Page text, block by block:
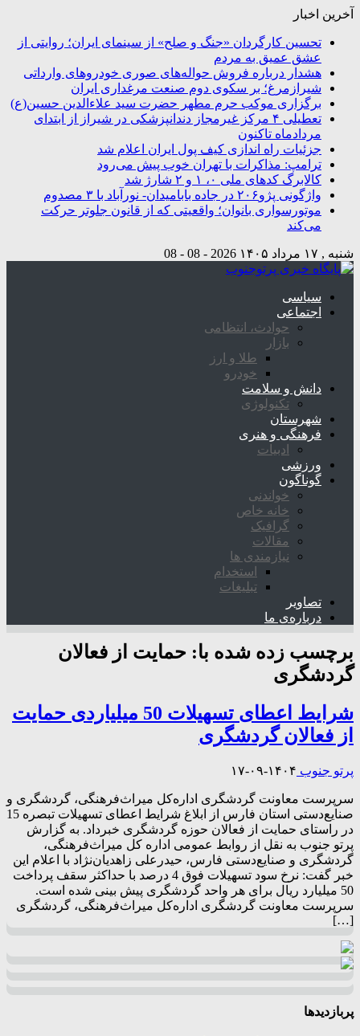
آخرین اخبار
تحسین کارگردان «جنگ و صلح» از سینمای ایران؛ روایتی از
عشق عمیق به مردم
هشدار درباره فروش حواله‌های صوری خودروهای وارداتی
شیرازمرغ؛ بر سکوی دوم صنعت مرغداری ایران
برگزاری موکب حرم مطهر حضرت سید علاءالدین حسین(ع)
تعطیلی ۴ مرکز غیرمجاز دندانپزشکی در شیراز از ابتدای
مردادماه تاکنون
جزئیات راه اندازی کیف پول ایران اعلام شد
ترامپ: مذاکرات با تهران خوب پیش می‌رود
کالابرگ کدهای ملی ۰، ۱ و ۲ شارژ شد
واژگونی پژو۲۰۶ در جاده بابامیدان- نورآباد با ۳ مصدوم
موتورسواری بانوان؛ واقعیتی که از قانون جلوتر حرکت
می‌کند
شنبه , ۱۷ مرداد ۱۴۰۵ 2026 - 08 - 08
سیاسی
اجتماعی
حوادث، انتظامی
بازار
طلا و ارز
خودرو
دانش و سلامت
تکنولوژی
شهرستان
فرهنگی و هنری
ادبیات
ورزشی
گوناگون
خواندنی
خانه خاص
گرافیک
مقالات
نیازمندی ها
استخدام
تبلیغات
تصاویر
درباره‌ی ما
برچسب زده شده با: حمایت از فعالان
گردشگری
شرایط اعطای تسهیلات 50 میلیاردی حمایت
از فعالان گردشگری
پرتو جنوب ۱۴۰۴-۰۹-۱۷
سرپرست معاونت گردشگری اداره‌کل میراث‌فرهنگی، گردشگری و
صنایع‌دستی استان فارس از ابلاغ شرایط اعطای تسهیلات تبصره 15
در راستای حمایت از فعالان حوزه گردشگری خبرداد. به گزارش
پرتو جنوب به نقل از روابط‌ عمومی اداره‌ کل میراث‌فرهنگی،
گردشگری و صنایع‌دستی فارس، حیدرعلی زاهدیان‌نژاد با اعلام این
خبر گفت: نرخ سود تسهیلات فوق 4 درصد با حداکثر سقف پرداخت
50 میلیارد ریال برای هر واحد گردشگری پیش بینی شده است.
سرپرست معاونت گردشگری اداره‌کل میراث‌فرهنگی، گردشگری
[…]
پربازدیدها